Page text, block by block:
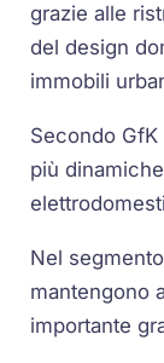
grazie alle
del design
immobili
Secondo
più
Nel
mantengono
importante